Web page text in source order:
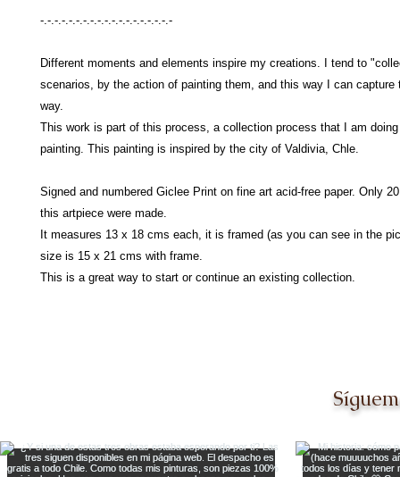
-.-.-.-.-.-.-.-.-.-.-.-.-.-.-.-.-.-.-
Different moments and elements inspire my creations. I tend to
scenarios, by the action of painting them, and this way I can capture
way.
This work is part of this process, a collection process that I am doing
painting. This painting is inspired by the city of Valdivia, Chle.
Signed and numbered Giclee Print on fine art acid-free paper. Only
this artpiece were made.
It measures 13 x 18 cms each, it is framed (as you can see in the
size is 15 x 21 cms with frame.
This is a great way to start or continue an existing collection.